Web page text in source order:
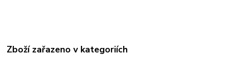
Zboží zařazeno v kategoriích